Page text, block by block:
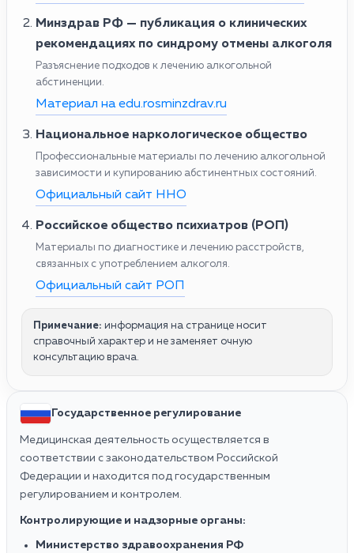
Минздрав РФ — публикация о клинических
рекомендациях по синдрому отмены алкоголя
Разъяснение подходов к лечению алкогольной
абстиненции.
Материал на edu.rosminzdrav.ru
Национальное наркологическое общество
Профессиональные материалы по лечению алкогольной
зависимости и купированию абстинентных состояний.
Официальный сайт ННО
Российское общество психиатров (РОП)
Материалы по диагностике и лечению расстройств,
связанных с употреблением алкоголя.
Официальный сайт РОП
Примечание: информация на странице носит
справочный характер и не заменяет очную
консультацию врача.
Государственное регулирование
Медицинская деятельность осуществляется в
соответствии с законодательством Российской
Федерации и находится под государственным
регулированием и контролем.
Контролирующие и надзорные органы:
Министерство здравоохранения РФ